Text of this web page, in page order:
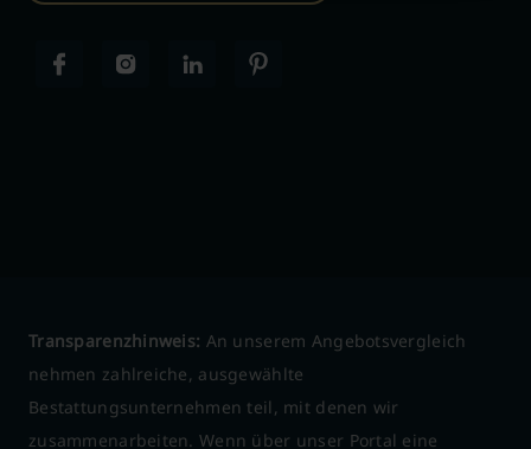
Transparenzhinweis: An unserem Angebotsvergleich
nehmen zahlreiche, ausgewählte
Bestattungsunternehmen teil, mit denen wir
zusammenarbeiten. Wenn über unser Portal eine